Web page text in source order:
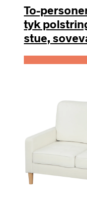
To-
tyk
stue,